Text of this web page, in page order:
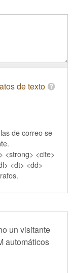
de texto
de correo se
<strong> <cite>
<dt> <dd>
un visitante
automáticos